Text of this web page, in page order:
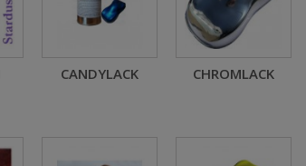
CANDYLACK CHROMLACK